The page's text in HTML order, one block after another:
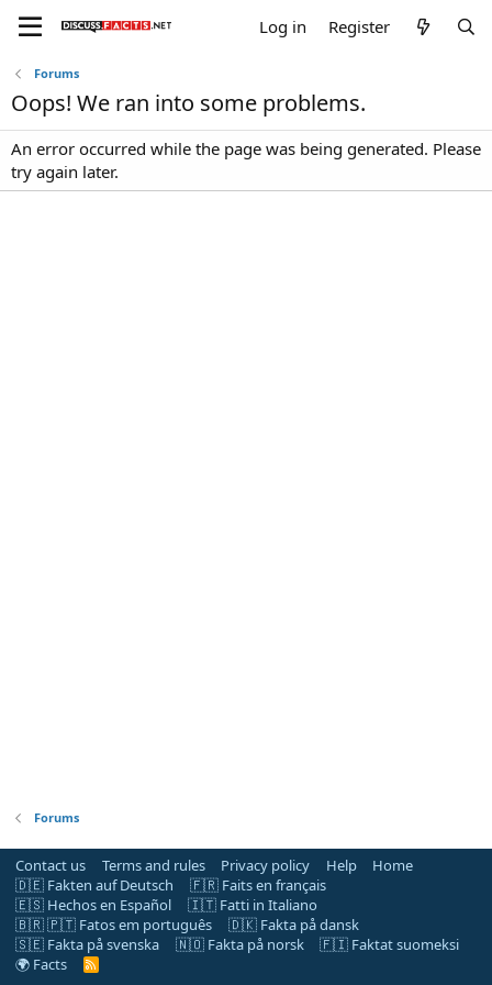
Log in Register
Forums
Oops! We ran into some problems.
An error occurred while the page was being generated. Please
try again later.
Forums
Contact us Terms and rules Privacy policy Help
Home
🇩🇪 Fakten auf Deutsch
🇫🇷 Faits en français
🇪🇸 Hechos en Español
🇮🇹 Fatti in Italiano
🇧🇷 🇵🇹 Fatos em português
🇩🇰 Fakta på dansk
🇸🇪 Fakta på svenska
🇳🇴 Fakta på norsk
🇫🇮 Faktat suomeksi
🌍 Facts
R